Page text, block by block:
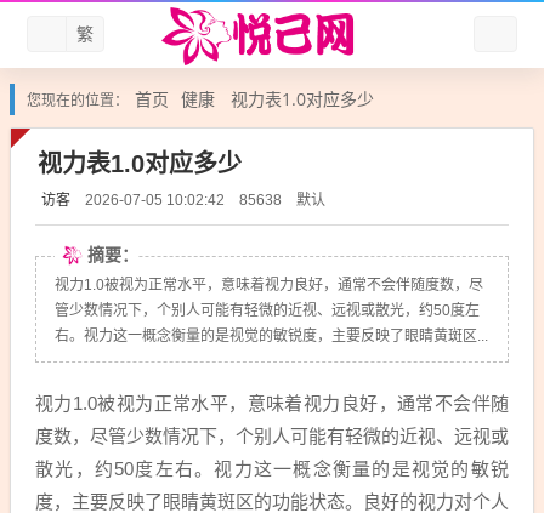
繁
您现在的位置： 首页 健康 视力表1.0对应多少
视力表1.0对应多少
访客 2026-07-05 10:02:42 85638 默认
摘要：
视力1.0被视为正常水平，意味着视力良好，通常不会伴随度数，尽
管少数情况下，个别人可能有轻微的近视、远视或散光，约50度左
右。视力这一概念衡量的是视觉的敏锐度，主要反映了眼睛黄斑区...
视力1.0被视为正常水平，意味着视力良好，通常不会伴随
度数，尽管少数情况下，个别人可能有轻微的近视、远视或
散光，约50度左右。视力这一概念衡量的是视觉的敏锐
度，主要反映了眼睛黄斑区的功能状态。良好的视力对个人